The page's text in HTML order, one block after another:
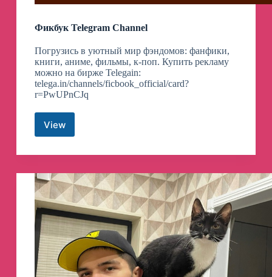
Фикбук Telegram Channel
Погрузись в уютный мир фэндомов: фанфики,
книги, аниме, фильмы, к-поп. Купить рекламу
можно на бирже Telegain:
telega.in/channels/ficbook_official/card?
r=PwUPnCJq
ViewФикбук
Channel